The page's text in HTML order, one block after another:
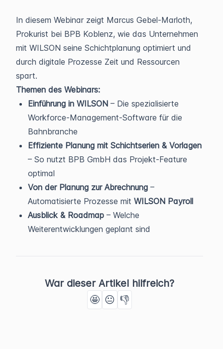
In diesem Webinar zeigt Marcus Gebel-Marloth,
Prokurist bei BPB Koblenz, wie das Unternehmen
mit WILSON seine Schichtplanung optimiert und
durch digitale Prozesse Zeit und Ressourcen
spart.
Themen des Webinars:
Einführung in WILSON – Die spezialisierte
Workforce-Management-Software für die
Bahnbranche
Effiziente Planung mit Schichtserien & Vorlagen
– So nutzt BPB GmbH das Projekt-Feature
optimal
Von der Planung zur Abrechnung –
Automatisierte Prozesse mit WILSON Payroll
Ausblick & Roadmap – Welche
Weiterentwicklungen geplant sind
War dieser Artikel hilfreich?
🤩 😐 👎